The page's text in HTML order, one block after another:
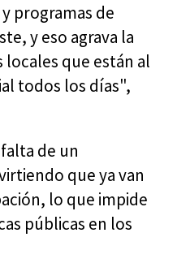
programas de
y eso agrava la
que están al
todos los días",
de un
que ya van
lo que impide
públicas en los